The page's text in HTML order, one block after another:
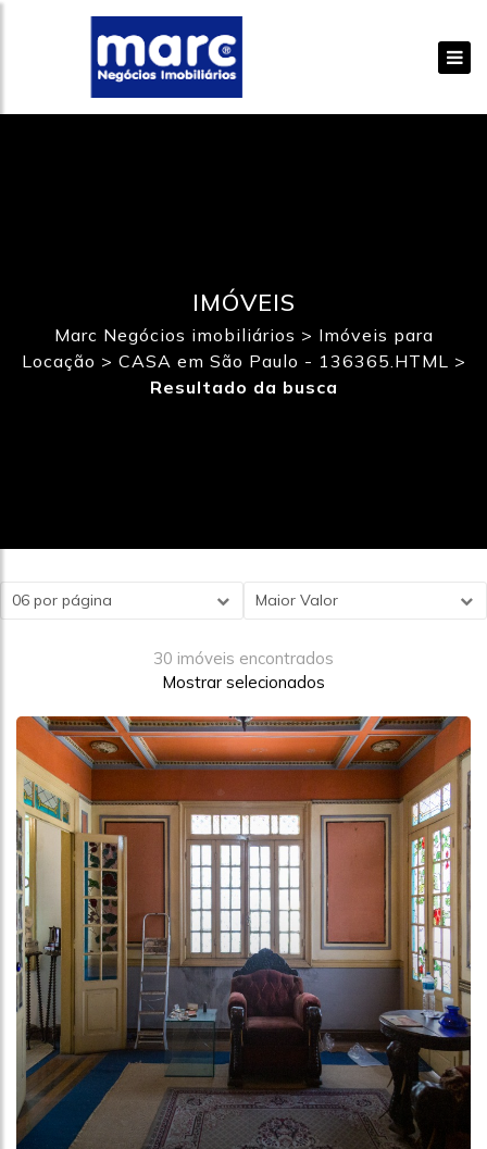
IMÓVEIS
Marc Negócios imobiliários > Imóveis para
Locação > CASA em São Paulo - 136365.HTML >
Resultado da busca
Maior Valor
06 por página
30 imóveis encontrados
Mostrar selecionados